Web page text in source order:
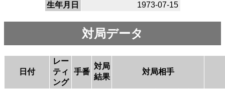
生年月日
1973-07-15
対局データ
日付
レー
ティ
ング
手番
対局
結果
対局相手